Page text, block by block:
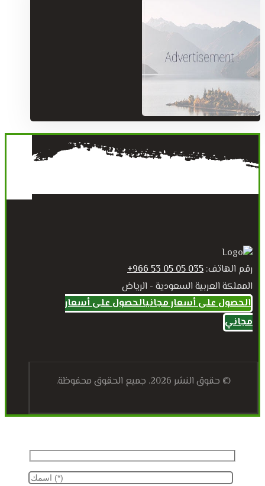
رقم الهاتف: 035 05 05 53 966+
المملكة العربية السعودية - الرياض
الحصول على أسعار مجانيالحصول على أسعار
مجاني
© حقوق النشر 2026. جميع الحقوق محفوظة.